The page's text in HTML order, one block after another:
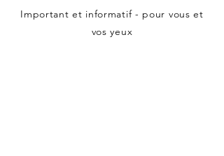
Important et informatif - pour vous et
vos yeux